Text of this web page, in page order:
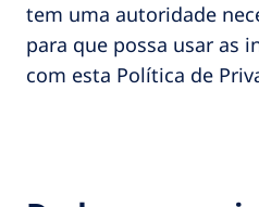
tem uma autoridade
para que possa usar as
com esta Política de